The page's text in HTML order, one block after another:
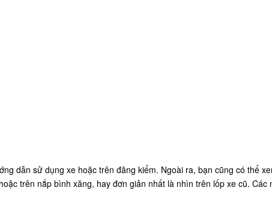
dẫn sử dụng xe hoặc trên đăng kiểm. Ngoài ra, bạn cũng có thể
trên nắp bình xăng, hay đơn giản nhất là nhìn trên lốp xe cũ. Các